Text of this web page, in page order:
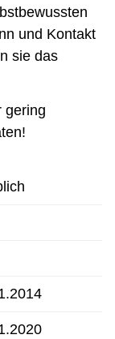
und Kontakt
sie das
gering